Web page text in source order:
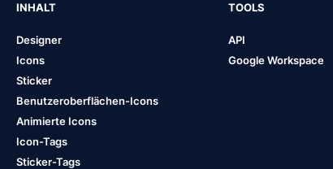
INHALT
Designer
Icons
Sticker
Benutzeroberflächen-Icons
Animierte Icons
Icon-Tags
Sticker-Tags
TOOLS
API
Google Workspace